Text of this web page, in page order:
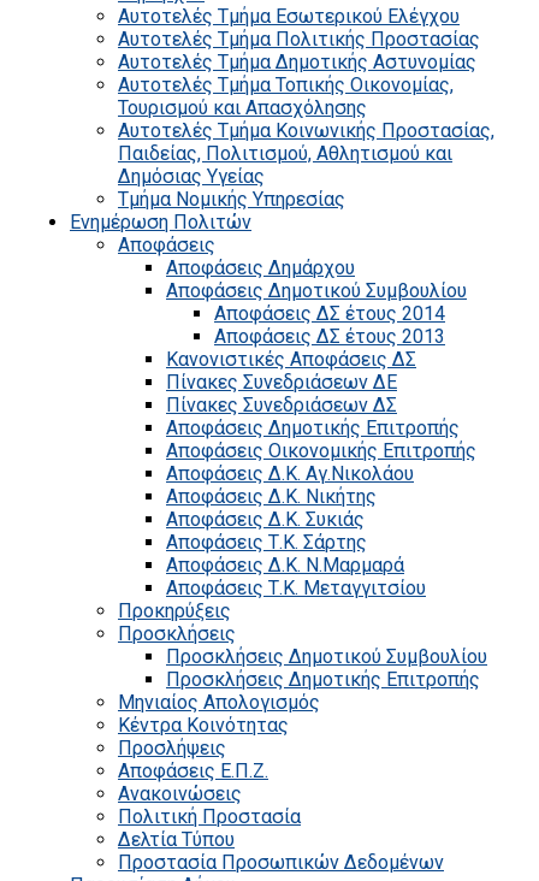
Αυτοτελές Τμήμα Εσωτερικού Ελέγχου
Αυτοτελές Τμήμα Πολιτικής Προστασίας
Αυτοτελές Τμήμα Δημοτικής Αστυνομίας
Αυτοτελές Τμήμα Τοπικής Οικονομίας,
Τουρισμού και Απασχόλησης
Αυτοτελές Τμήμα Κοινωνικής Προστασίας,
Παιδείας, Πολιτισμού, Αθλητισμού και
Δημόσιας Υγείας
Τμήμα Νομικής Υπηρεσίας
Ενημέρωση Πολιτών
Αποφάσεις
Αποφάσεις Δημάρχου
Αποφάσεις Δημοτικού Συμβουλίου
Αποφάσεις ΔΣ έτους 2014
Αποφάσεις ΔΣ έτους 2013
Κανονιστικές Αποφάσεις ΔΣ
Πίνακες Συνεδριάσεων ΔΕ
Πίνακες Συνεδριάσεων ΔΣ
Αποφάσεις Δημοτικής Επιτροπής
Αποφάσεις Οικονομικής Επιτροπής
Αποφάσεις Δ.Κ. Αγ.Νικολάου
Αποφάσεις Δ.Κ. Νικήτης
Αποφάσεις Δ.Κ. Συκιάς
Αποφάσεις Τ.Κ. Σάρτης
Αποφάσεις Δ.Κ. Ν.Μαρμαρά
Αποφάσεις Τ.Κ. Μεταγγιτσίου
Προκηρύξεις
Προσκλήσεις
Προσκλήσεις Δημοτικού Συμβουλίου
Προσκλήσεις Δημοτικής Επιτροπής
Μηνιαίος Απολογισμός
Κέντρα Κοινότητας
Προσλήψεις
Αποφάσεις Ε.Π.Ζ.
Ανακοινώσεις
Πολιτική Προστασία
Δελτία Τύπου
Προστασία Προσωπικών Δεδομένων